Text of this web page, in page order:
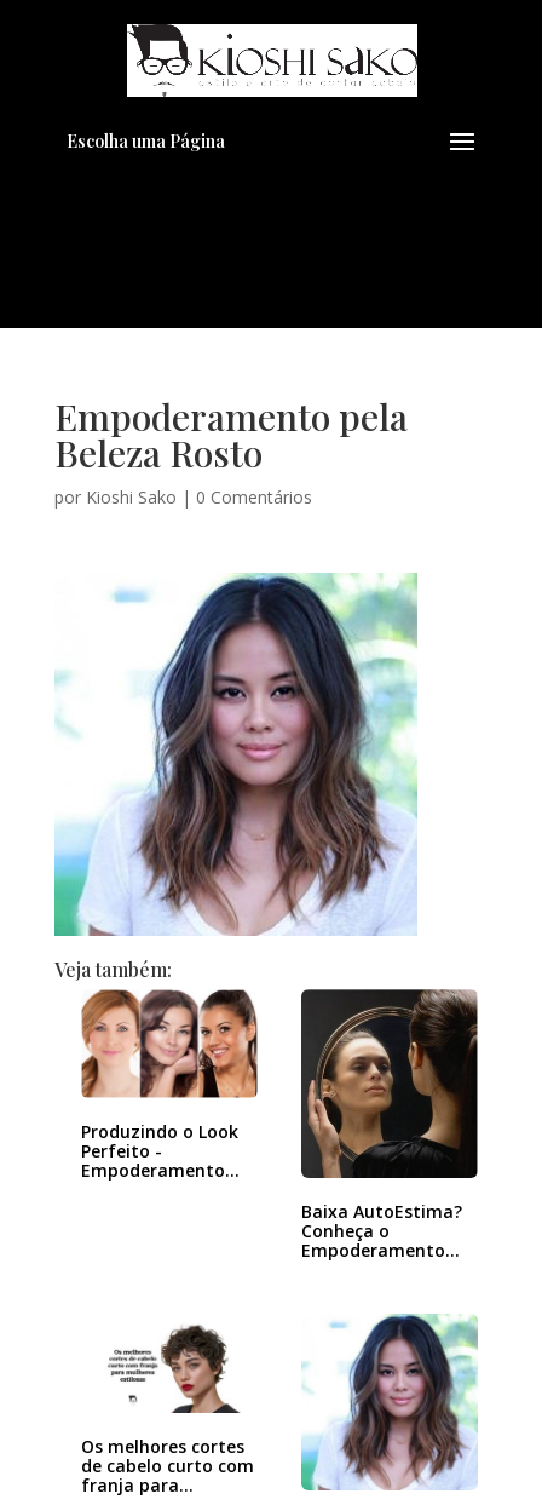
Escolha uma Página
Empoderamento pela
Beleza Rosto
por Kioshi Sako | 0 Comentários
Veja também:
Produzindo o Look
Perfeito -
Empoderamento
Baixa AutoEstima?
Conheça o
Empoderamento
Os melhores cortes
de cabelo curto com
franja para…
Pensando em transformar seu
Visual??